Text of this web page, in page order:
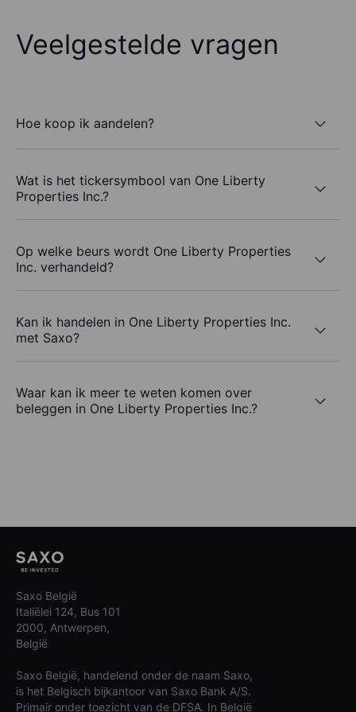
Veelgestelde vragen
Hoe koop ik aandelen?
Wat is het tickersymbool van One Liberty
Properties Inc.?
Op welke beurs wordt One Liberty Properties
Inc. verhandeld?
Kan ik handelen in One Liberty Properties Inc.
met Saxo?
Waar kan ik meer te weten komen over
beleggen in One Liberty Properties Inc.?
Saxo België
Italiëlei 124, Bus 101
2000, Antwerpen,
België
Saxo België, handelend onder de naam Saxo,
is het Belgisch bijkantoor van Saxo Bank A/S.
Primair onder toezicht van de DFSA. In België